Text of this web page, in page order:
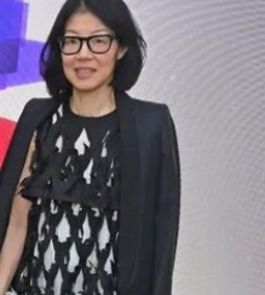
中传播“激进的行动主
牌将告知参观者，博物
符合政府近期发布的
密森尼学会美国国家历
控而抹杀我们的历史遗
导游客前往能够获取关
资源”。不过政府并未